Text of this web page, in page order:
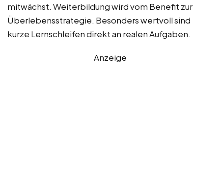
mitwächst. Weiterbildung wird vom Benefit zur
Überlebensstrategie. Besonders wertvoll sind
kurze Lernschleifen direkt an realen Aufgaben.
Anzeige